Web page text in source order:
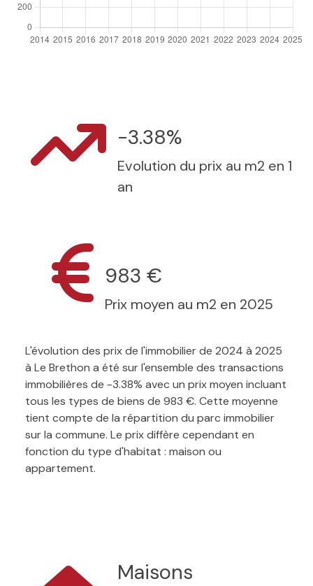
-3.38%
Evolution du prix au m2 en 1
an
983 €
Prix moyen au m2 en 2025
L'évolution des prix de l'immobilier de 2024 à 2025
à Le Brethon a été sur l'ensemble des transactions
immobilières de -3.38% avec un prix moyen incluant
tous les types de biens de 983 €. Cette moyenne
tient compte de la répartition du parc immobilier
sur la commune. Le prix diffère cependant en
fonction du type d'habitat : maison ou
appartement.
Maisons